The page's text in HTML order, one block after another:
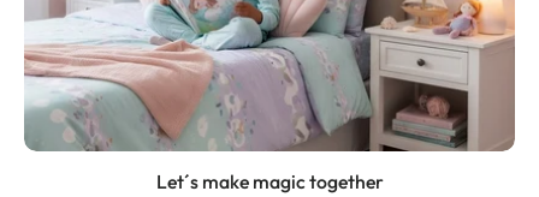
Let´s make magic together